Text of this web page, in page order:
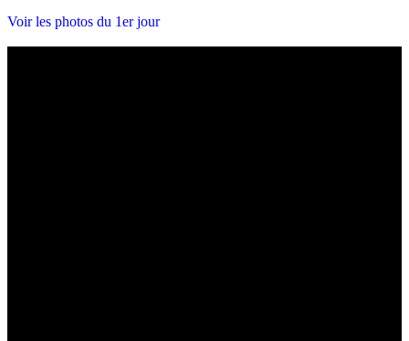
Voir les photos du 1er jour